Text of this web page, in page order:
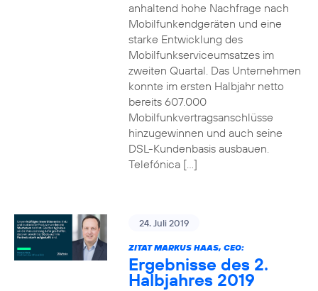
anhaltend hohe Nachfrage nach
Mobilfunkendgeräten und eine
starke Entwicklung des
Mobilfunkserviceumsatzes im
zweiten Quartal. Das Unternehmen
konnte im ersten Halbjahr netto
bereits 607.000
Mobilfunkvertragsanschlüsse
hinzugewinnen und auch seine
DSL-Kundenbasis ausbauen.
Telefónica […]
24. Juli 2019
ZITAT MARKUS HAAS, CEO:
Ergebnisse des 2.
Halbjahres 2019